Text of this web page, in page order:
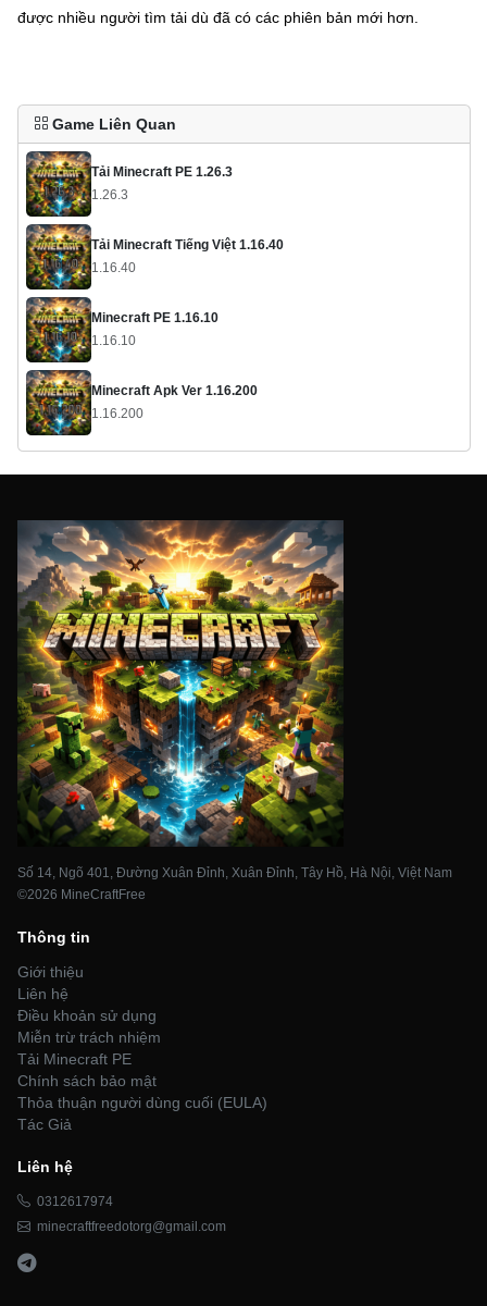
được nhiều người tìm tải dù đã có các phiên bản mới hơn.
Game Liên Quan
Tải Minecraft PE 1.26.3
1.26.3
Tải Minecraft Tiếng Việt 1.16.40
1.16.40
Minecraft PE 1.16.10
1.16.10
Minecraft Apk Ver 1.16.200
1.16.200
Số 14, Ngõ 401, Đường Xuân Đỉnh, Xuân Đỉnh, Tây Hồ, Hà Nội, Việt Nam
©2026 MineCraftFree
Thông tin
Giới thiệu
Liên hệ
Điều khoản sử dụng
Miễn trừ trách nhiệm
Tải Minecraft PE
Chính sách bảo mật
Thỏa thuận người dùng cuối (EULA)
Tác Giả
Liên hệ
0312617974
minecraftfreedotorg@gmail.com